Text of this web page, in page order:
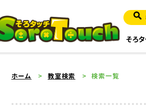
そろタ
ホーム 教室検索 検索一覧